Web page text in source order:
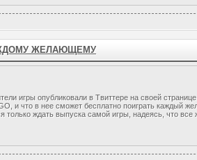
ЖЕЛАЮЩЕМУ
игры опубликовали в Твиттере на своей
и что в нее сможет бесплатно поиграть каждый
только ждать выпуска самой игры, надеясь, что все